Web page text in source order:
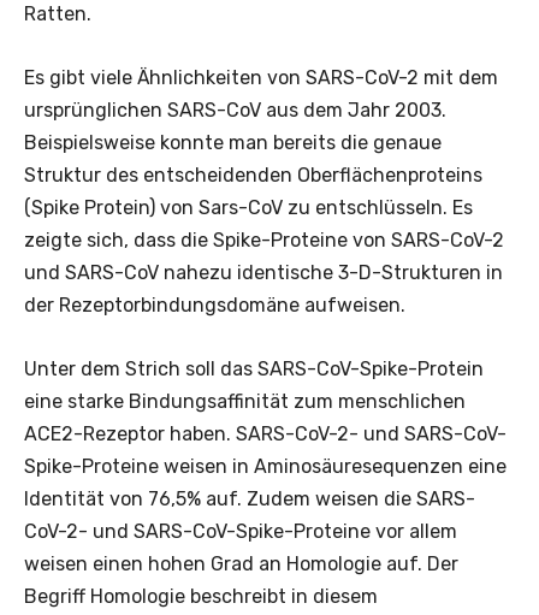
Ratten.
Es gibt viele Ähnlichkeiten von SARS-CoV-2 mit dem
ursprünglichen SARS-CoV aus dem Jahr 2003.
Beispielsweise konnte man bereits die genaue
Struktur des entscheidenden Oberflächenproteins
(Spike Protein) von Sars-CoV zu entschlüsseln. Es
zeigte sich, dass die Spike-Proteine ​​von SARS-CoV-2
und SARS-CoV nahezu identische 3-D-Strukturen in
der Rezeptorbindungsdomäne aufweisen.
Unter dem Strich soll das SARS-CoV-Spike-Protein
eine starke Bindungsaffinität zum menschlichen
ACE2-Rezeptor haben. SARS-CoV-2- und SARS-CoV-
Spike-Proteine ​​weisen in Aminosäuresequenzen eine
Identität von 76,5% auf. Zudem weisen die SARS-
CoV-2- und SARS-CoV-Spike-Proteine vor allem
weisen ​​einen hohen Grad an Homologie auf. Der
Begriff Homologie beschreibt in diesem